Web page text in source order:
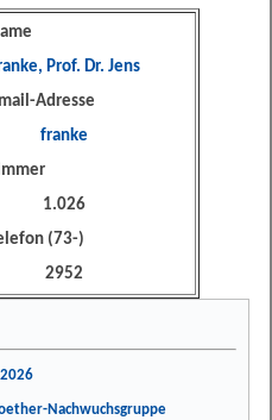
Prof. Dr. Jens
Adresse
franke
1.026
(73-)
2952
Nachwuchsgruppe